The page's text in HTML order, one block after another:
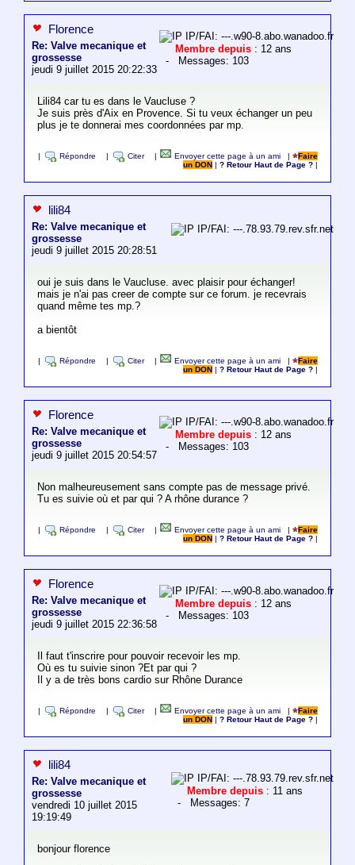
Florence
Re: Valve mecanique et
grossesse
jeudi 9 juillet 2015 20:22:33
IP/FAI: ---.w90-8.abo.wanadoo.fr
Membre depuis : 12 ans
- Messages: 103
Lili84 car tu es dans le Vaucluse ?
Je suis près d'Aix en Provence. Si tu veux échanger un peu
plus je te donnerai mes coordonnées par mp.
Répondre Citer Envoyer cette page à un ami |
Faire
un DON
|? Retour Haut de Page ?
lili84
Re: Valve mecanique et
grossesse
jeudi 9 juillet 2015 20:28:51
IP/FAI: ---.78.93.79.rev.sfr.net
oui je suis dans le Vaucluse. avec plaisir pour échanger!
mais je n'ai pas creer de compte sur ce forum. je recevrais
quand même tes mp.?
a bientôt
Répondre Citer Envoyer cette page à un ami |
Faire
un DON
|? Retour Haut de Page ?
Florence
Re: Valve mecanique et
grossesse
jeudi 9 juillet 2015 20:54:57
IP/FAI: ---.w90-8.abo.wanadoo.fr
Membre depuis : 12 ans
- Messages: 103
Non malheureusement sans compte pas de message privé.
Tu es suivie où et par qui ? A rhône durance ?
Répondre Citer Envoyer cette page à un ami |
Faire
un DON
|? Retour Haut de Page ?
Florence
Re: Valve mecanique et
grossesse
jeudi 9 juillet 2015 22:36:58
IP/FAI: ---.w90-8.abo.wanadoo.fr
Membre depuis : 12 ans
- Messages: 103
Il faut t'inscrire pour pouvoir recevoir les mp.
Où es tu suivie sinon ?Et par qui ?
Il y a de très bons cardio sur Rhône Durance
Répondre Citer Envoyer cette page à un ami |
Faire
un DON
|? Retour Haut de Page ?
lili84
Re: Valve mecanique et
grossesse
vendredi 10 juillet 2015
19:19:49
IP/FAI: ---.78.93.79.rev.sfr.net
Membre depuis : 11 ans
- Messages: 7
bonjour florence